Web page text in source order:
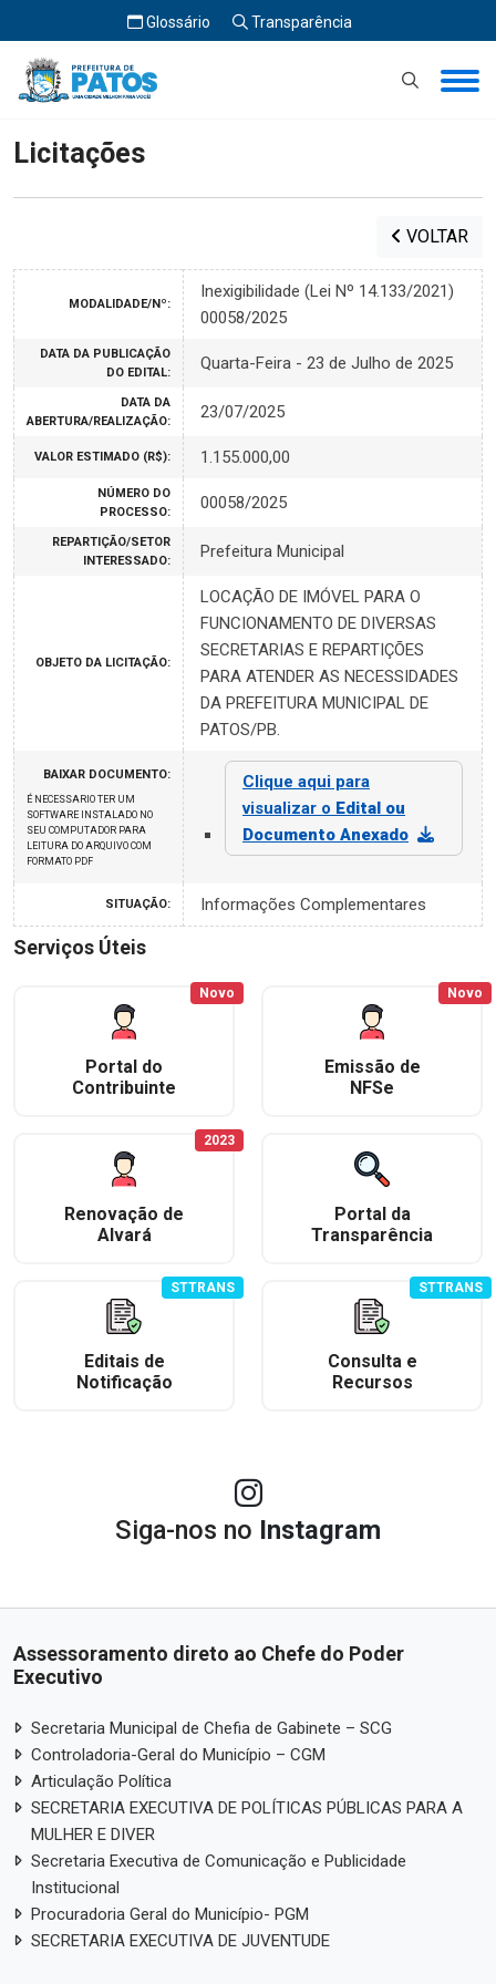
Glossário Transparência
Início Licitações
Licitações
VOLTAR
MODALIDADE/Nº:
Inexigibilidade (Lei Nº 14.133/2021)
00058/2025
DATA DA PUBLICAÇÃO
DO EDITAL:
Quarta-Feira - 23 de Julho de 2025
DATA DA
ABERTURA/REALIZAÇÃO:
23/07/2025
VALOR ESTIMADO (R$): 1.155.000,00
NÚMERO DO
PROCESSO:
00058/2025
REPARTIÇÃO/SETOR
INTERESSADO:
Prefeitura Municipal
OBJETO DA LICITAÇÃO:
LOCAÇÃO DE IMÓVEL PARA O
FUNCIONAMENTO DE DIVERSAS
SECRETARIAS E REPARTIÇÕES
PARA ATENDER AS NECESSIDADES
DA PREFEITURA MUNICIPAL DE
PATOS/PB.
BAIXAR DOCUMENTO:
É NECESSARIO TER UM
SOFTWARE INSTALADO NO
SEU COMPUTADOR PARA
LEITURA DO ARQUIVO COM
FORMATO PDF
Clique aqui para
visualizar o Edital ou
Documento Anexado
SITUAÇÃO: Informações Complementares
Serviços Úteis
Portal do
Contribuinte
Novo
Emissão de
NFSe
Novo
Renovação de
Alvará
2023
Portal da
Transparência
Editais de
Notificação
STTRANS
Consulta e
Recursos
STTRANS
Siga-nos no Instagram
Assessoramento direto ao Chefe do Poder
Executivo
Secretaria Municipal de Chefia de Gabinete – SCG
Controladoria-Geral do Município – CGM
Articulação Política
SECRETARIA EXECUTIVA DE POLÍTICAS PÚBLICAS PARA A
MULHER E DIVER
Secretaria Executiva de Comunicação e Publicidade
Institucional
Procuradoria Geral do Município- PGM
SECRETARIA EXECUTIVA DE JUVENTUDE